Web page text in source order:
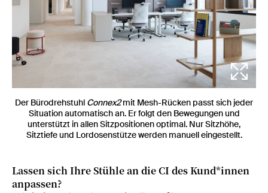
Der Bürodrehstuhl Connex2mit Mesh-Rücken passt sich jeder
Situation automatisch an. Er folgt den Bewegungen und
unterstützt in allen Sitzpositionen optimal. Nur Sitzhöhe,
Sitztiefe und Lordosenstütze werden manuell eingestellt.
Lassen sich Ihre Stühle an die CI des Kund*innen
anpassen?